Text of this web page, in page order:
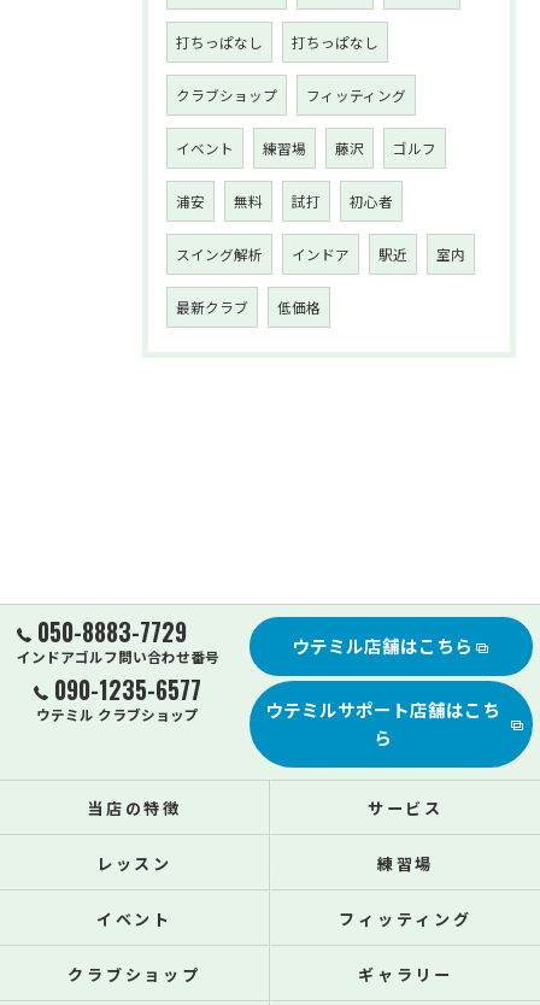
打ちっぱなし 打ちっぱなし
クラブショップ フィッティング
イベント 練習場 藤沢 ゴルフ
浦安 無料 試打 初心者
スイング解析 インドア 駅近 室内
最新クラブ 低価格
050-8883-7729
インドアゴルフ問い合わせ番号
090-1235-6577
ウテミル クラブショップ
ウテミル店舗はこちら
ウテミルサポート店舗はこち
ら
当店の特徴 サービス
レッスン 練習場
イベント フィッティング
クラブショップ ギャラリー